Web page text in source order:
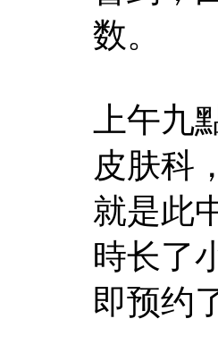
数。
上午九
皮肤科
就是此
時长了
即预约